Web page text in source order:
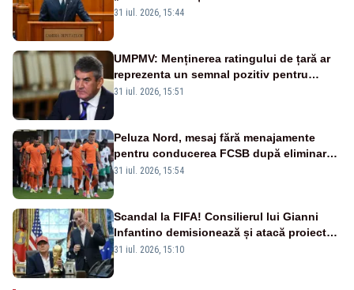
la vânzare bunuri publice pentru a stinge
31 iul. 2026, 15:44
UMPMV: Menținerea ratingului de țară ar
reprezenta un semnal pozitiv pentru
România. Autoritățile trebuie să continue
31 iul. 2026, 15:51
Peluza Nord, mesaj fără menajamente
pentru conducerea FCSB după eliminarea
rușinoasă din Conference League
31 iul. 2026, 15:54
Scandal la FIFA! Consilierul lui Gianni
Infantino demisionează și atacă proiectul
privind investitorii străini
31 iul. 2026, 15:10